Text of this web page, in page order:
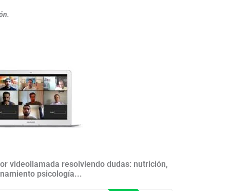
videollamada resolviendo dudas: nutrición,
psicología...